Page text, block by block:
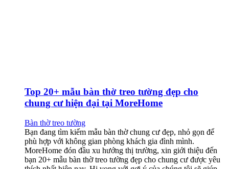
Top 20+ mẫu bàn thờ treo tường đẹp cho
chung cư hiện đại tại MoreHome
Bàn thờ treo tường
Bạn đang tìm kiếm mẫu bàn thờ chung cư đẹp, nhỏ gọn để
phù hợp với không gian phòng khách gia đình mình.
MoreHome đón đầu xu hướng thị trường, xin giới thiệu đến
bạn 20+ mẫu bàn thờ treo tường đẹp cho chung cư được yêu